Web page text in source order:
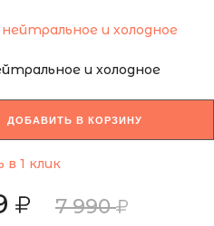
и холодное
ДОБАВИТЬ В КОРЗИНУ
в 1 клик
7 990